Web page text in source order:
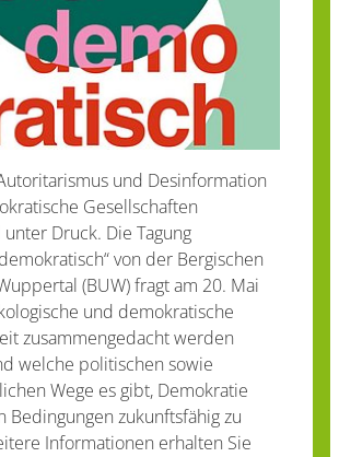
und Desinformation
Gesellschaften
Druck. Die Tagung
von der Bergischen
(BUW) fragt am 20. Mai
und demokratische
zusammengedacht werden
welche politischen sowie
Wege es gibt, Demokratie
Bedingungen zukunftsfähig zu
Informationen erhalten Sie